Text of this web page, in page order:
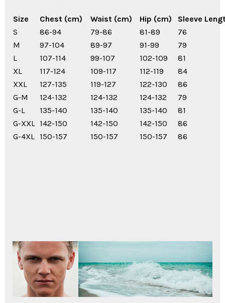
Size Chest (cm) Waist (cm) Hip (cm)
Sleeve
S
86-94 79-86 81-89
76
M
97-104 89-97 91-99
79
L
107-114 99-107 102-109
81
XL
117-124 109-117 112-119
84
XXL
127-135 119-127 122-130
86
G-M
124-132 124-132 124-132
79
G-L
135-140 135-140 135-140
81
G-XXL 142-150 142-150 142-150
86
G-4XL 150-157 150-157 150-157 86